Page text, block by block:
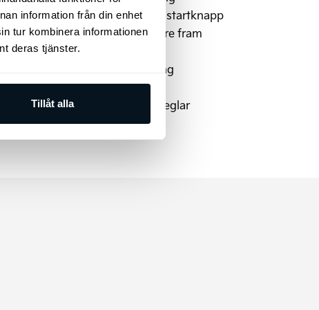
information från din enhet
tur kombinera informationen
deras tjänster.
Tillåt alla
Nyckelfritt system med startknapp
LED-reflektorstrålkastare fram
Eluppvärmdratt
Driver Attention Warning
DC-laddning
Elinfällbara sidobackspeglar
Surround View Monitor